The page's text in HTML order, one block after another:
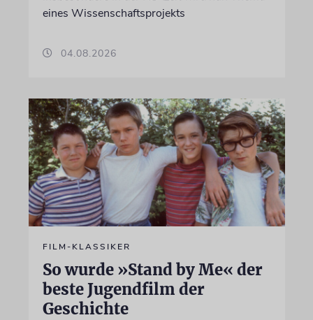
eines Wissenschaftsprojekts
04.08.2026
FILM-KLASSIKER
So wurde »Stand by Me« der
beste Jugendfilm der
Geschichte